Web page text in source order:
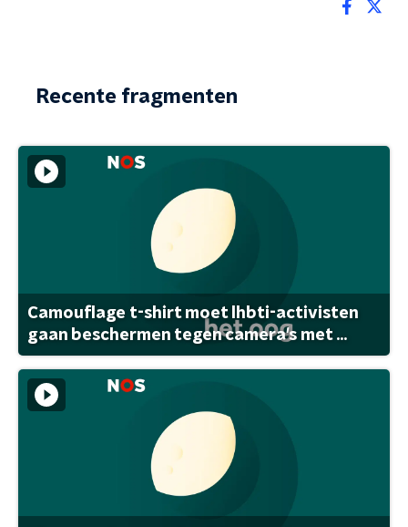
Recente fragmenten
Camouflage t-shirt moet lhbti-activisten
gaan beschermen tegen camera's met ...